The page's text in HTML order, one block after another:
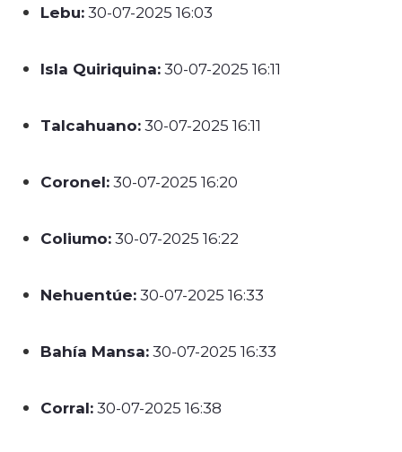
Lebu:30-07-2025 16:03
Isla Quiriquina:30-07-2025 16:11
Talcahuano:30-07-2025 16:11
Coronel:30-07-2025 16:20
Coliumo:30-07-2025 16:22
Nehuentúe:30-07-2025 16:33
Bahía Mansa:30-07-2025 16:33
Corral:30-07-2025 16:38